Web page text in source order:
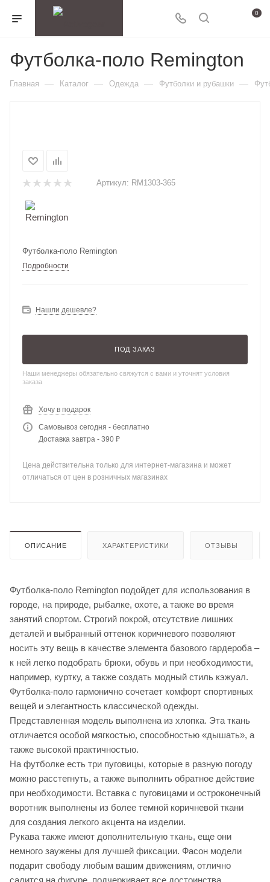
0
Футболка-поло Remington
Главная — Каталог — Одежда — Футболки и рубашки —
Артикул: RM1303-365
Футболка-поло Remington
Подробности
Нашли дешевле?
ПОД ЗАКАЗ
Наши менеджеры обязательно свяжутся с вами и уточнят условия
заказа
Хочу в подарок
Самовывоз сегодня - бесплатно
Доставка завтра - 390 ₽
Цена действительна только для интернет-магазина и может
отличаться от цен в розничных магазинах
ОПИСАНИЕ ХАРАКТЕРИСТИКИ ОТЗЫВЫ
Футболка-поло Remington подойдет для использования в
городе, на природе, рыбалке, охоте, а также во время
занятий спортом. Строгий покрой, отсутствие лишних
деталей и выбранный оттенок коричневого позволяют
носить эту вещь в качестве элемента базового гардероба –
к ней легко подобрать брюки, обувь и при необходимости,
например, куртку, а также создать модный стиль кэжуал.
Футболка-поло гармонично сочетает комфорт спортивных
вещей и элегантность классической одежды.
Представленная модель выполнена из хлопка. Эта ткань
отличается особой мягкостью, способностью «дышать», а
также высокой практичностью.
На футболке есть три пуговицы, которые в разную погоду
можно расстегнуть, а также выполнить обратное действие
при необходимости. Вставка с пуговицами и остроконечный
воротник выполнены из более темной коричневой ткани
для создания легкого акцента на изделии.
Рукава также имеют дополнительную ткань, еще они
немного заужены для лучшей фиксации. Фасон модели
подарит свободу любым вашим движениям, отлично
садится на фигуре, подчеркивает все достоинства.